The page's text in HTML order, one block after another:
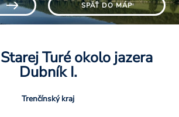
SPÄŤ DO MÁP
Turé okolo jazera
Dubník I.
Trenčínský kraj